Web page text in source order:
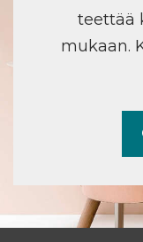
teettää
mukaan.